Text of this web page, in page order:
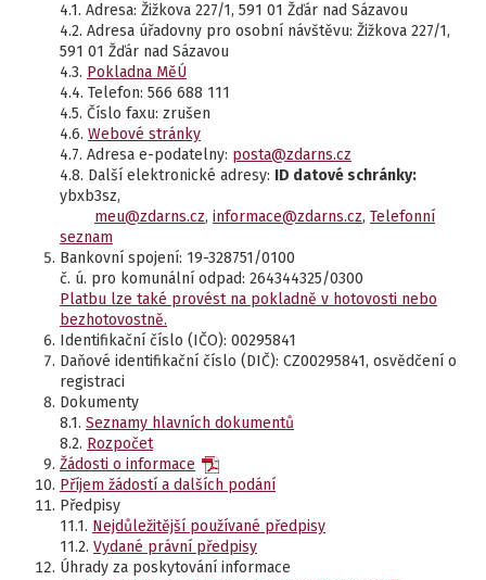
4.1. Adresa: Žižkova 227/1, 591 01 Žďár nad Sázavou
4.2. Adresa úřadovny pro osobní návštěvu: Žižkova 227/1,
591 01 Žďár nad Sázavou
4.3. Pokladna MěÚ
4.4. Telefon: 566 688 111
4.5. Číslo faxu: zrušen
4.6. Webové stránky
4.7. Adresa e-podatelny: posta@zdarns.cz
4.8. Další elektronické adresy: ID datové schránky:
ybxb3sz,
meu@zdarns.cz, informace@zdarns.cz, Telefonní
seznam
Bankovní spojení: 19-328751/0100
č. ú. pro komunální odpad: 264344325/0300
Platbu lze také provést na pokladně v hotovosti nebo
bezhotovostně.
Identifikační číslo (IČO): 00295841
Daňové identifikační číslo (DIČ): CZ00295841, osvědčení o
registraci
Dokumenty
8.1. Seznamy hlavních dokumentů
8.2. Rozpočet
Žádosti o informace
Příjem žádostí a dalších podání
Předpisy
11.1. Nejdůležitější používané předpisy
11.2. Vydané právní předpisy
Úhrady za poskytování informace